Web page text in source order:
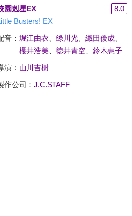
園剋星EX
8.0
Busters! EX
音： 堀江由衣 綠川光、 織田優成、
櫻井浩美、 徳井青空、 鈴木惠子
演： 山川吉樹
作公司： J.C.STAFF